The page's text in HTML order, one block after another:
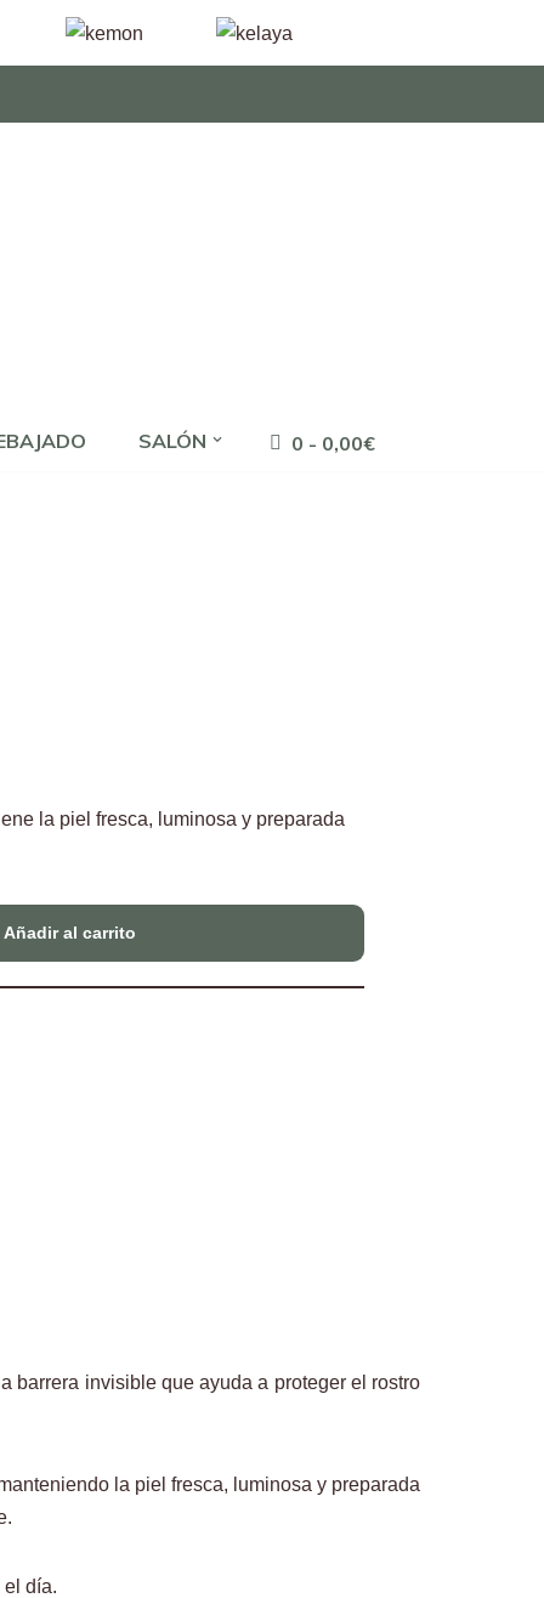
SALÓN 0 - 0,00€
la piel fresca, luminosa y preparada
Añadir al carrito
barrera invisible que ayuda a proteger el rostro
la piel fresca, luminosa y preparada
el día.